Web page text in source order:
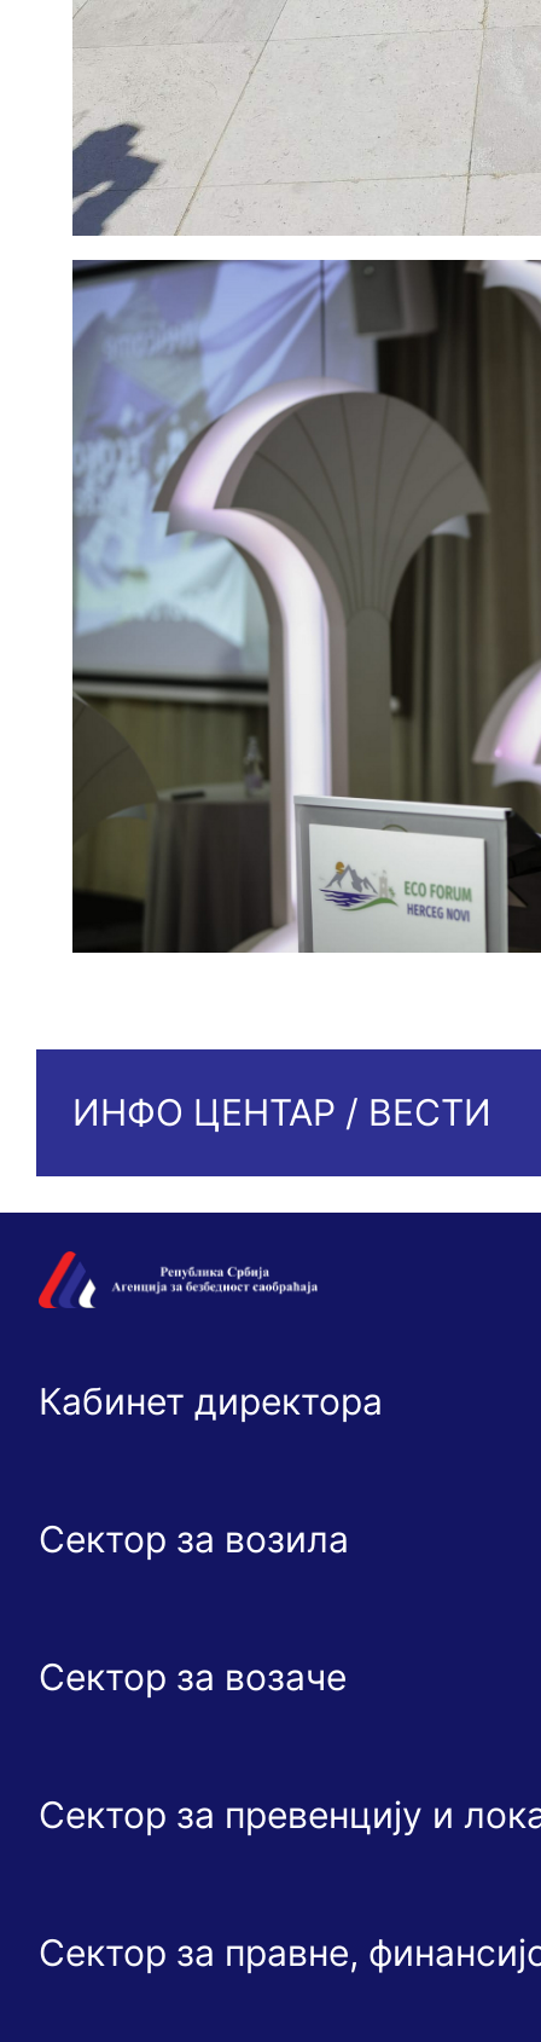
ИНФО ЦЕНТАР / ВЕСТИ
Кабинет директора
Сектор за возила
Сектор за возаче
Сектор за превенцију и
Сектор за правне,